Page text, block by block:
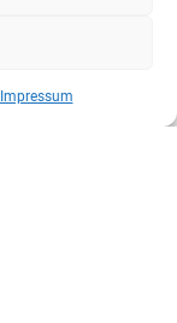
Impressum